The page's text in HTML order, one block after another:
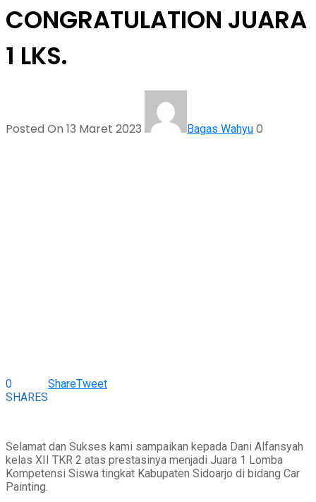
CONGRATULATION JUARA
1 LKS.
Posted On 13 Maret 2023 Bagas Wahyu 0
0
SHARES
ShareTweet
Selamat dan Sukses kami sampaikan kepada Dani Alfansyah
kelas XII TKR 2 atas prestasinya menjadi Juara 1 Lomba
Kompetensi Siswa tingkat Kabupaten Sidoarjo di bidang Car
Painting.